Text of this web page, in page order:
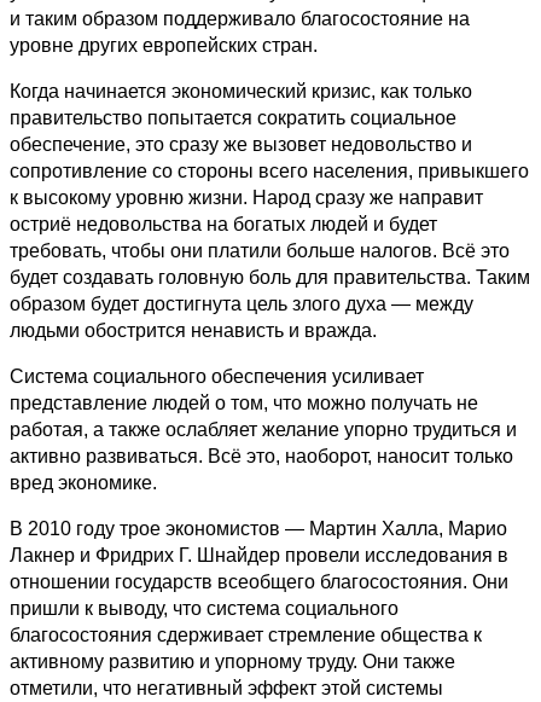
и таким образом поддерживало благосостояние на
уровне других европейских стран.
Когда начинается экономический кризис, как только
правительство попытается сократить социальное
обеспечение, это сразу же вызовет недовольство и
сопротивление со стороны всего населения, привыкшего
к высокому уровню жизни. Народ сразу же направит
остриё недовольства на богатых людей и будет
требовать, чтобы они платили больше налогов. Всё это
будет создавать головную боль для правительства. Таким
образом будет достигнута цель злого духа — между
людьми обострится ненависть и вражда.
Система социального обеспечения усиливает
представление людей о том, что можно получать не
работая, а также ослабляет желание упорно трудиться и
активно развиваться. Всё это, наоборот, наносит только
вред экономике.
В 2010 году трое экономистов — Мартин Халла, Марио
Лакнер и Фридрих Г. Шнайдер провели исследования в
отношении государств всеобщего благосостояния. Они
пришли к выводу, что система социального
благосостояния сдерживает стремление общества к
активному развитию и упорному труду. Они также
отметили, что негативный эффект этой системы